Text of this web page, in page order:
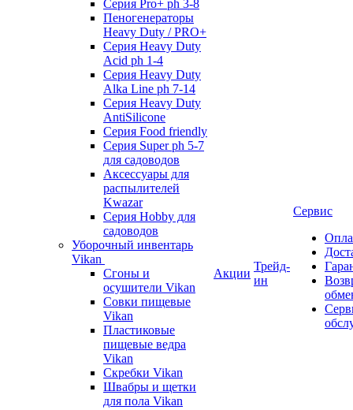
Серия Pro+ ph 3-8
Пеногенераторы
Heavy Duty / PRO+
Серия Heavy Duty
Acid ph 1-4
Серия Heavy Duty
Alka Line ph 7-14
Серия Heavy Duty
AntiSilicone
Серия Food friendly
Серия Super ph 5-7
для садоводов
Аксессуары для
распылителей
Kwazar
Серия Hobby для
садоводов
Уборочный инвентарь
Vikan
Сгоны и
осушители Vikan
Совки пищевые
Vikan
Пластиковые
пищевые ведра
Vikan
Скребки Vikan
Швабры и щетки
для пола Vikan
Акции
Трейд-
ин
Сервис